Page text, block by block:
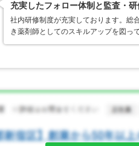
充実したフォロー体制と監査・
社内研修制度が充実しております。総
き薬剤師としてのスキルアップを図っ